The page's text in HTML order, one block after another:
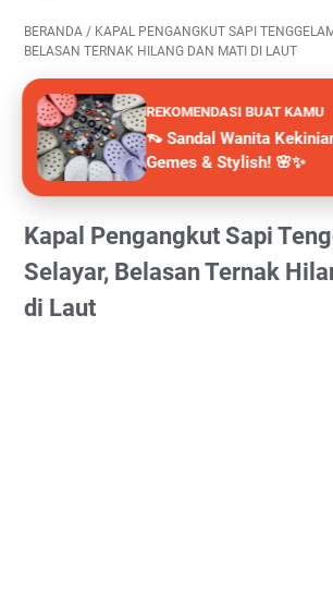
BERANDA / KAPAL PENGANGKUT SAPI
BELASAN TERNAK HILANG DAN MATI DI LAUT
REKOMENDASI BUAT KAMU
👡 Sandal Wanita
Gemes & Stylish! 🌸✨
Kapal Pengangkut Sapi
Selayar, Belasan Ternak
di Laut